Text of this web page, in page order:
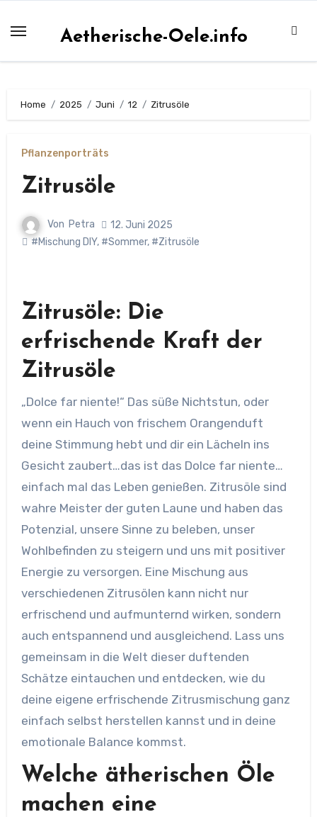
Inhalt
Aetherische-Oele.info
Home 2025 Juni 12 Zitrusöle
Pflanzenporträts
Zitrusöle
Von Petra
12. Juni 2025
#Mischung DIY, #Sommer, #Zitrusöle
Zitrusöle: Die
erfrischende Kraft der
Zitrusöle
„Dolce far niente!“ Das süße Nichtstun, oder
wenn ein Hauch von frischem Orangenduft
deine Stimmung hebt und dir ein Lächeln ins
Gesicht zaubert…das ist das Dolce far niente…
einfach mal das Leben genießen. Zitrusöle sind
wahre Meister der guten Laune und haben das
Potenzial, unsere Sinne zu beleben, unser
Wohlbefinden zu steigern und uns mit positiver
Energie zu versorgen. Eine Mischung aus
verschiedenen Zitrusölen kann nicht nur
erfrischend und aufmunternd wirken, sondern
auch entspannend und ausgleichend. Lass uns
gemeinsam in die Welt dieser duftenden
Schätze eintauchen und entdecken, wie du
deine eigene erfrischende Zitrusmischung ganz
einfach selbst herstellen kannst und in deine
emotionale Balance kommst.
Welche ätherischen Öle
machen eine